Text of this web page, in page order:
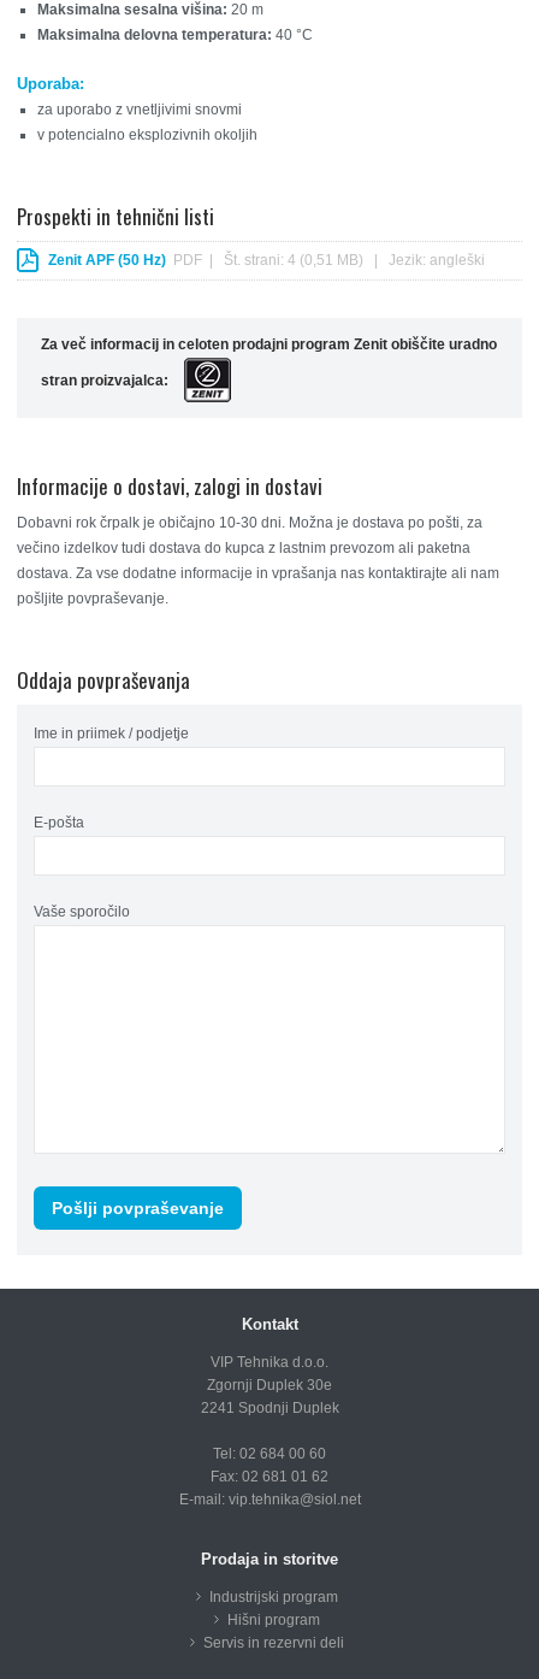
Maksimalna sesalna višina: 20 m
Maksimalna delovna temperatura: 40 °C
Uporaba:
za uporabo z vnetljivimi snovmi
v potencialno eksplozivnih okoljih
Prospekti in tehnični listi
Zenit APF (50 Hz) PDF | Št. strani: 4 (0,51 MB) | Jezik: angleški
Za več informacij in celoten prodajni program Zenit obiščite uradno
stran proizvajalca:
Informacije o dostavi, zalogi in dostavi
Dobavni rok črpalk je običajno 10-30 dni. Možna je dostava po pošti, za
večino izdelkov tudi dostava do kupca z lastnim prevozom ali paketna
dostava. Za vse dodatne informacije in vprašanja nas kontaktirajte ali nam
pošljite povpraševanje.
Oddaja povpraševanja
Ime in priimek / podjetje
E-pošta
Vaše sporočilo
Kontakt
VIP Tehnika d.o.o.
Zgornji Duplek 30e
2241 Spodnji Duplek
Tel: 02 684 00 60
Fax: 02 681 01 62
E-mail: vip.tehnika@siol.net
Prodaja in storitve
Industrijski program
Hišni program
Servis in rezervni deli